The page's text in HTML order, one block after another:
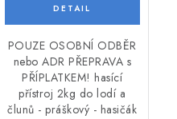
POUZE OSOBNÍ ODBĚR
nebo ADR PŘEPRAVA s
PŘÍPLATKEM! hasící
přístroj 2kg do lodí a
člunů - práškový - hasičák